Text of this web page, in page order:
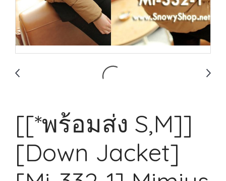
[[*พร้อมส่ง S,M]]
[Down Jacket]